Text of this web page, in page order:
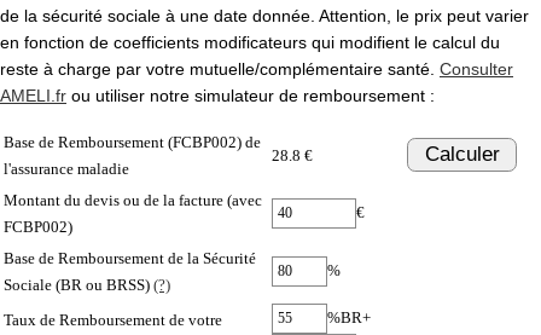
de la sécurité sociale à une date donnée. Attention, le prix peut varier
en fonction de coefficients modificateurs qui modifient le calcul du
reste à charge par votre mutuelle/complémentaire santé. Consulter
AMELI.fr ou utiliser notre simulateur de remboursement :
Base de Remboursement (FCBP002) de
l'assurance maladie
28.8 € Calculer
Montant du devis ou de la facture (avec
FCBP002)
€
Base de Remboursement de la Sécurité
Sociale (BR ou BRSS) (?)
%
Taux de Remboursement de votre
%BR+